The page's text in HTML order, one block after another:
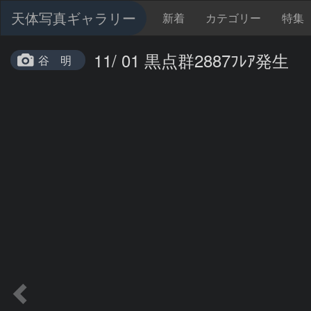
天体写真ギャラリー 新着 カテゴリー 特集
谷 明 11/ 01 黒点群2887ﾌﾚｱ発生